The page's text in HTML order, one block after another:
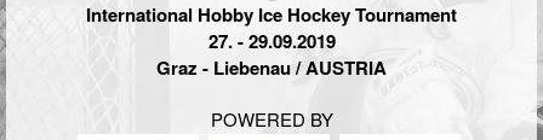
International Hobby Ice Hockey Tournament
27. - 29.09.2019
Graz - Liebenau / AUSTRIA
POWERED BY